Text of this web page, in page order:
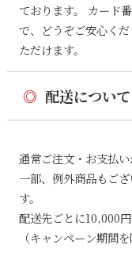
ております。 カード
で、どうぞご安心く
ただけます。
◎ 配送について
通常ご注文・お支払
一部、例外商品もご
す。
配送先ごとに10,000
（キャンペーン期間を